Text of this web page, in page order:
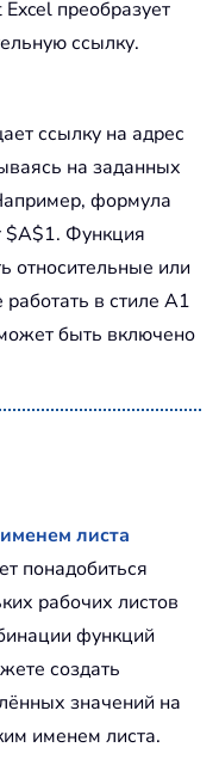
преобразует
ссылку.
ссылку на адрес
на заданных
формула
$A$1. Функция
относительные или
в стиле A1
быть включено
листа
понадобиться
рабочих листов
функций
создать
значений на
именем листа.